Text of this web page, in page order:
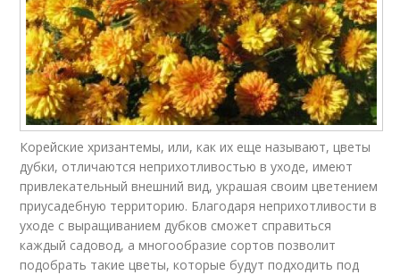
Корейские хризантемы, или, как их еще называют, цветы
дубки, отличаются неприхотливостью в уходе, имеют
привлекательный внешний вид, украшая своим цветением
приусадебную территорию. Благодаря неприхотливости в
уходе с выращиванием дубков сможет справиться
каждый садовод, а многообразие сортов позволит
подобрать такие цветы, которые будут подходить под